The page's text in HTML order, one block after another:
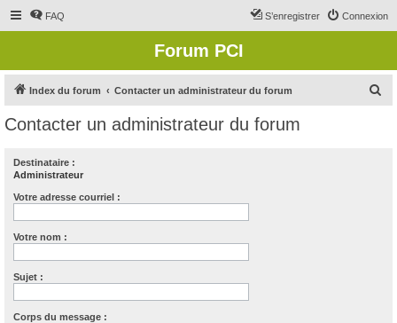
FAQ Connexion
S’enregistrer
Forum PCI
Index du forum Contacter un administrateur du forum
Contacter un administrateur du forum
Destinataire :
Administrateur
Votre adresse courriel :
Votre nom :
Sujet :
Corps du message :